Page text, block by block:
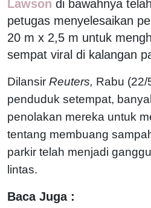
Lawson di bawahnya
petugas menyelesaikan
20 m x 2,5 m untuk
sempat viral di kalangan
Dilansir Reuters, Rabu (22/
penduduk setempat,
penolakan mereka untuk
tentang membuang
parkir telah menjadi
lintas.
Baca Juga :